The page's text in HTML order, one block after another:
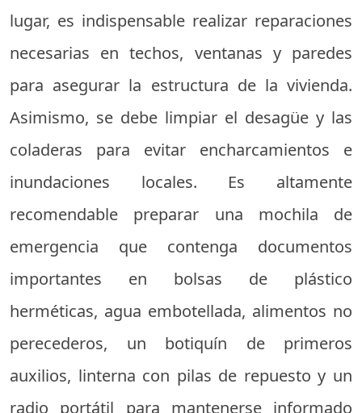
lugar, es indispensable realizar reparaciones
necesarias en techos, ventanas y paredes
para asegurar la estructura de la vivienda.
Asimismo, se debe limpiar el desagüe y las
coladeras para evitar encharcamientos e
inundaciones locales. Es altamente
recomendable preparar una mochila de
emergencia que contenga documentos
importantes en bolsas de plástico
herméticas, agua embotellada, alimentos no
perecederos, un botiquín de primeros
auxilios, linterna con pilas de repuesto y un
radio portátil para mantenerse informado